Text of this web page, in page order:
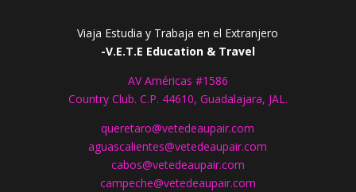
Viaja Estudia y Trabaja en el Extranjero
-V.E.T.E Education & Travel
AV Américas #1586
Country Club. C.P. 44610, Guadalajara, JAL.
queretaro@vetedeaupair.com
aguascalientes@vetedeaupair.com
cabos@vetedeaupair.com
campeche@vetedeaupair.com